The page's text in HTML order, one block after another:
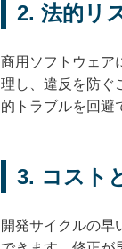
2. 法的リ
商用ソフトウェア
理し、違反を防ぐ
的トラブルを回避
3. コスト
開発サイクルの早